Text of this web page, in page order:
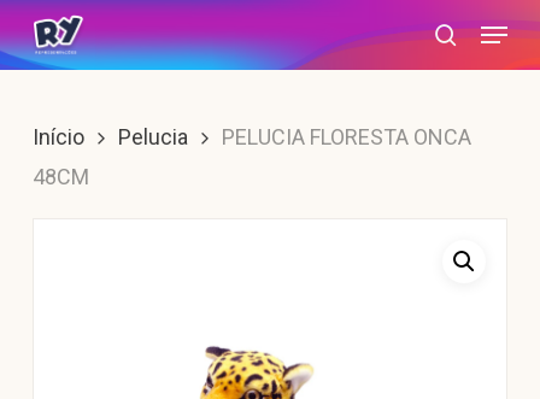
Skip
to
content
search
Menu
Início Pelucia
PELUCIA FLORESTA ONCA
48CM